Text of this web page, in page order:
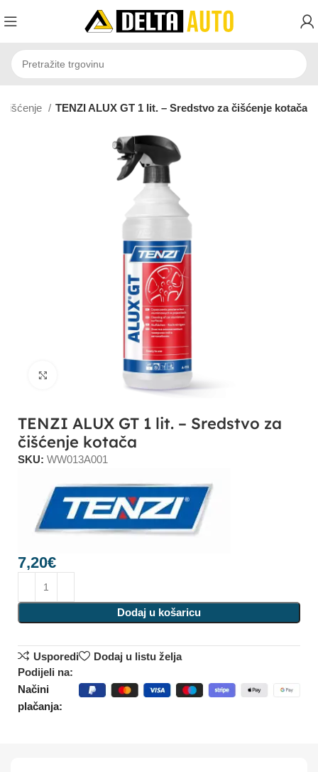
Čišćenje TENZI ALUX GT 1 lit. – Sredstvo za čišćenje kotača
Click to enlarge
TENZI ALUX GT 1 lit. – Sredstvo za
čišćenje kotača
SKU:WW013A001
7,20€
Dodaj u košaricu
Usporedi
Dodaj u listu želja
Podijeli na:
Načini
plačanja: